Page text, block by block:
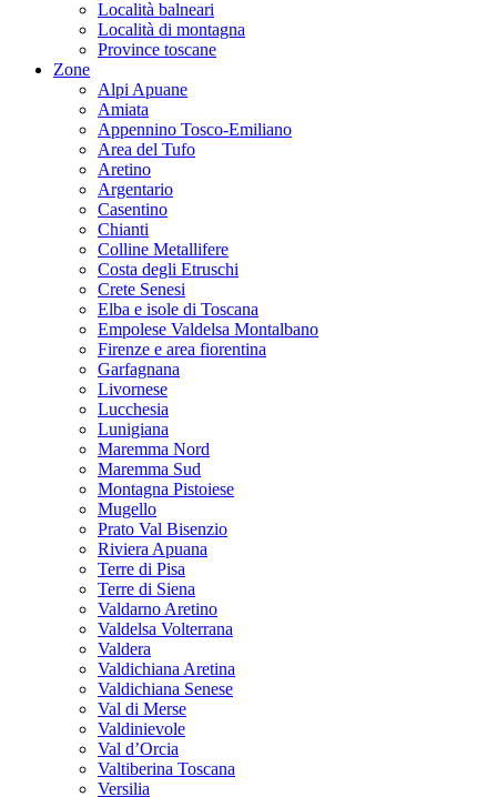
Località balneari
Località di montagna
Province toscane
Zone
Alpi Apuane
Amiata
Appennino Tosco-Emiliano
Area del Tufo
Aretino
Argentario
Casentino
Chianti
Colline Metallifere
Costa degli Etruschi
Crete Senesi
Elba e isole di Toscana
Empolese Valdelsa Montalbano
Firenze e area fiorentina
Garfagnana
Livornese
Lucchesia
Lunigiana
Maremma Nord
Maremma Sud
Montagna Pistoiese
Mugello
Prato Val Bisenzio
Riviera Apuana
Terre di Pisa
Terre di Siena
Valdarno Aretino
Valdelsa Volterrana
Valdera
Valdichiana Aretina
Valdichiana Senese
Val di Merse
Valdinievole
Val d’Orcia
Valtiberina Toscana
Versilia